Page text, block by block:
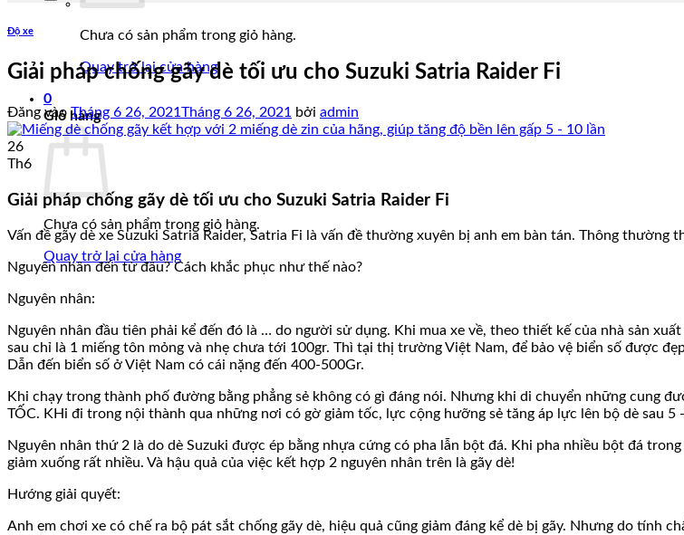
Chưa có sản phẩm trong giỏ hàng.
Quay trở lại cửa hàng
0
Giỏ hàng
Chưa có sản phẩm trong giỏ hàng.
Quay trở lại cửa hàng
Độ xe
Giải pháp chống gãy dè tối ưu cho Suzuki Satria Raider Fi
Đăng vào Tháng 6 26, 2021 Tháng 6 26, 2021 bởi admin
26
Th6
Giải pháp chống gãy dè tối ưu cho Suzuki Satria Raider Fi
Vấn đề gãy dè xe Suzuki Satria Raider, Satria Fi là vấn đề thường xuyên bị anh em bàn tán. Thông
Nguyên nhân đến từ đâu? Cách khắc phục như thế nào?
Nguyên nhân:
Nguyên nhân đầu tiên phải kể đến đó là … do người sử dụng. Khi mua xe về, theo thiết kế của nhà sản
sau chỉ là 1 miếng tôn mỏng và nhẹ chưa tới 100gr. Thì tại thị trường Việt Nam, để bảo vệ biển số được
Dẫn đến biển số ở Việt Nam có cái nặng đến 400-500Gr.
Khi chạy trong thành phố đường bằng phẳng sẻ không có gì đáng nói. Nhưng khi di chuyển những cung
TỐC. KHi đi trong nội thành qua những nơi có gờ giảm tốc, lực cộng hưỡng sẻ tăng áp lực lên bộ dè sau 5
Nguyên nhân thứ 2 là do dè Suzuki được ép bằng nhựa cứng có pha lẫn bột đá. Khi pha nhiều bột đá
giảm xuống rất nhiều. Và hậu quả của việc kết hợp 2 nguyên nhân trên là gãy dè!
Hướng giải quyết:
Anh em chơi xe có chế ra bộ pát sắt chống gãy dè, hiệu quả cũng giảm đáng kể dè bị gãy. Nhưng do tính